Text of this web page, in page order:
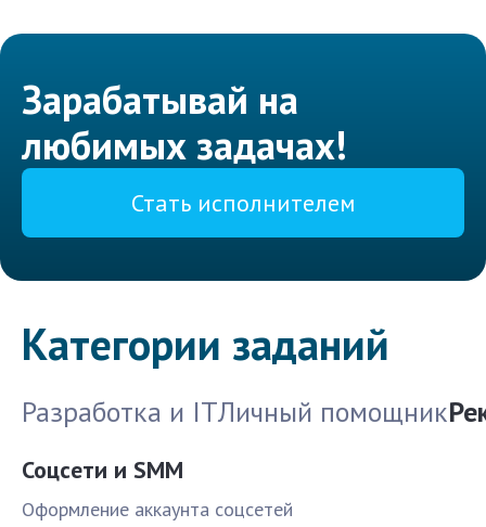
Зарабатывай на
любимых задачах!
Стать исполнителем
Категории заданий
Разработка и ITЛичный помощник
Соцсети и SMM
Оформление аккаунта соцсетей